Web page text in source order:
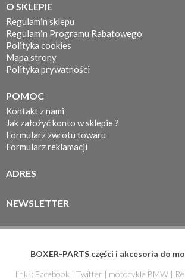
O SKLEPIE
Regulamin sklepu
Regulamin Programu Rabatowego
Polityka cookies
Mapa strony
Polityka prywatności
POMOC
Kontakt z nami
Jak założyć konto w sklepie ?
Formularz zwrotu towaru
Formularz reklamacji
ADRES
ul. Koronkarska 7/11
NEWSLETTER
BOXER-PARTS części i akcesoria do
linki : Facebook | Twitter | motocykle BMW|